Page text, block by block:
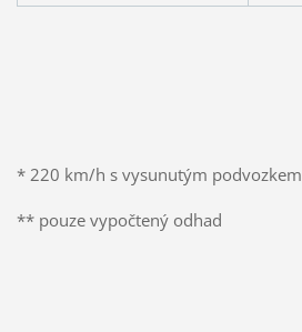
* 220 km/h s vysunutým podvozkem
** pouze vypočtený odhad